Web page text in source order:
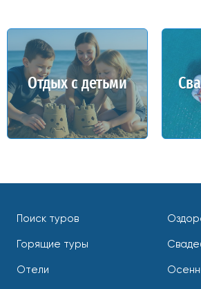
Отдых с детьми
Поиск туров
Горящие туры
Отели